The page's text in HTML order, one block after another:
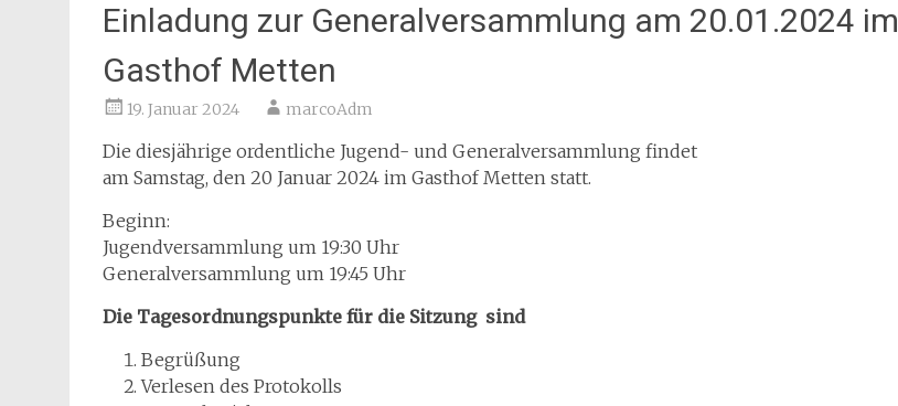
Einladung zur Generalversammlung am 20.01.2024 im
Gasthof Metten
19. Januar 2024 marcoAdm
Die diesjährige ordentliche Jugend- und Generalversammlung findet
am Samstag, den 20 Januar 2024 im Gasthof Metten statt.
Beginn:
Jugendversammlung um 19:30 Uhr
Generalversammlung um 19:45 Uhr
Die Tagesordnungspunkte für die Sitzung sind
Begrüßung
Verlesen des Protokolls